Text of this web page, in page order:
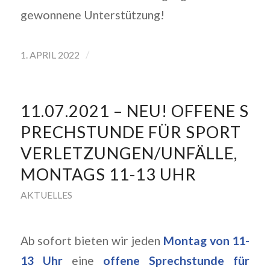
gewonnene Unterstützung!
1. APRIL 2022 /
11.07.2021 – NEU! OFFENE S
PRECHSTUNDE FÜR SPORT
VERLETZUNGEN/UNFÄLLE,
MONTAGS 11-13 UHR
AKTUELLES
Ab sofort bieten wir jeden Montag von 11-
13 Uhreine offene Sprechstunde für